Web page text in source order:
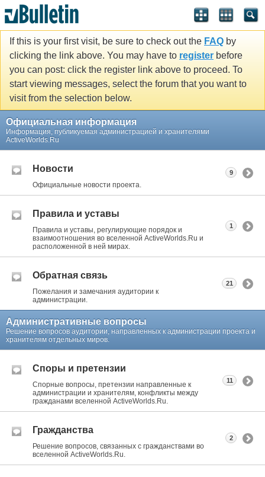
If this is your first visit, be sure to check out the FAQ by
clicking the link above. You may have to register before
you can post: click the register link above to proceed. To
start viewing messages, select the forum that you want to
visit from the selection below.
Официальная информация
Информация, публикуемая администрацией и хранителями
ActiveWorlds.Ru
Новости
Официальные новости проекта.
9
Правила и уставы
Правила и уставы, регулирующие порядок и
взаимоотношения во вселенной ActiveWorlds.Ru и
расположенной в ней мирах.
1
Обратная связь
Пожелания и замечания аудитории к
администрации.
21
Административные вопросы
Решение вопросов аудитории, направленных к администрации проекта и
хранителям отдельных миров.
Споры и претензии
Спорные вопросы, претензии направленные к
администрации и хранителям, конфликты между
гражданами вселенной ActiveWorlds.Ru.
11
Гражданства
Решение вопросов, связанных с гражданствами во
вселенной ActiveWorlds.Ru.
2